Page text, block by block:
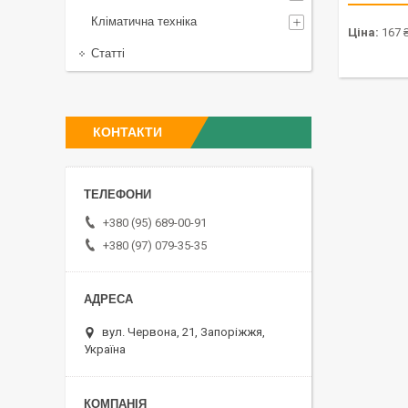
Ціна: 167
Кліматична техніка
Статті
КОНТАКТИ
+380 (95) 689-00-91
+380 (97) 079-35-35
вул. Червона, 21, Запоріжжя,
Україна